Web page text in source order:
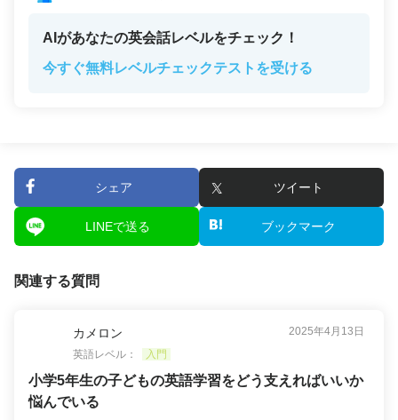
AIがあなたの英会話レベルをチェック！
今すぐ無料レベルチェックテストを受ける
シェア ツイート
LINEで送る ブックマーク
関連する質問
カメロン
2025年4月13日
英語レベル：
入門
小学5年生の子どもの英語学習をどう支えればいいか
悩んでいる